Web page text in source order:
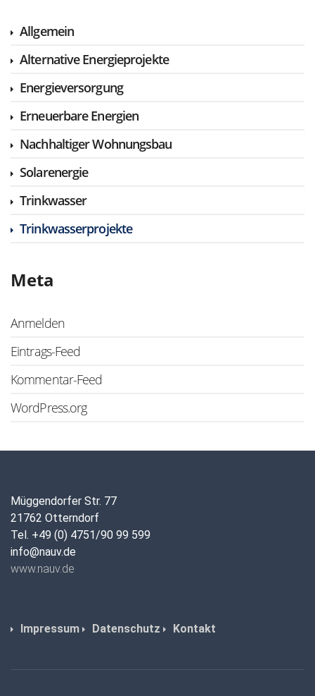
Allgemein
Alternative Energieprojekte
Energieversorgung
Erneuerbare Energien
Nachhaltiger Wohnungsbau
Solarenergie
Trinkwasser
Trinkwasserprojekte
Meta
Anmelden
Eintrags-Feed
Kommentar-Feed
WordPress.org
Müggendorfer Str. 77
21762 Otterndorf
Tel. +49 (0) 4751/90 99 599
info@nauv.de
www.nauv.de
Impressum Datenschutz Kontakt